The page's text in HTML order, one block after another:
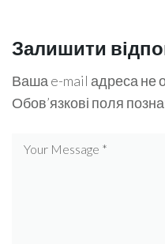
Залишити
Ваша e-mail адреса не
Обов’язкові поля